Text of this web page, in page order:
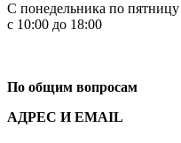
С понедельника по пятницу
с 10:00 до 18:00
По общим вопросам
АДРЕС И EMAIL